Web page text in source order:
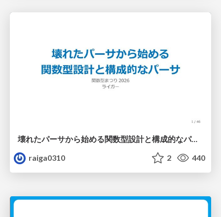
壊れたパーサから始める関数型設計と構成的なパーサ #fp_matsuri
raiga0310
2 440